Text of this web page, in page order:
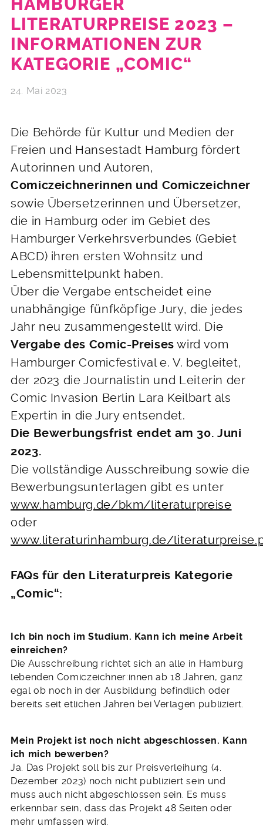
HAMBURGER
LITERATURPREISE 2023 –
INFORMATIONEN ZUR
KATEGORIE „COMIC“
24. Mai 2023
Die Behörde für Kultur und Medien der
Freien und Hansestadt Hamburg fördert
Autorinnen und Autoren,
Comiczeichnerinnen und Comiczeichner
sowie Übersetzerinnen und Übersetzer,
die in Hamburg oder im Gebiet des
Hamburger Verkehrsverbundes (Gebiet
ABCD) ihren ersten Wohnsitz und
Lebensmittelpunkt haben.
Über die Vergabe entscheidet eine
unabhängige fünfköpfige Jury, die jedes
Jahr neu zusammengestellt wird. Die
Vergabe des Comic-Preises wird vom
Hamburger Comicfestival e. V. begleitet,
der 2023 die Journalistin und Leiterin der
Comic Invasion Berlin Lara Keilbart als
Expertin in die Jury entsendet.
Die Bewerbungsfrist endet am 30. Juni
2023.
Die vollständige Ausschreibung sowie die
Bewerbungsunterlagen gibt es unter
www.hamburg.de/bkm/literaturpreise
oder
www.literaturinhamburg.de/
FAQs für den Literaturpreis Kategorie
„Comic“:
Ich bin noch im Studium. Kann ich meine Arbeit
einreichen?
Die Ausschreibung richtet sich an alle in Hamburg
lebenden Comiczeichner:innen ab 18 Jahren, ganz
egal ob noch in der Ausbildung befindlich oder
bereits seit etlichen Jahren bei Verlagen publiziert.
Mein Projekt ist noch nicht abgeschlossen. Kann
ich mich bewerben?
Ja. Das Projekt soll bis zur Preisverleihung (4.
Dezember 2023) noch nicht publiziert sein und
muss auch nicht abgeschlossen sein. Es muss
erkennbar sein, dass das Projekt 48 Seiten oder
mehr umfassen wird.